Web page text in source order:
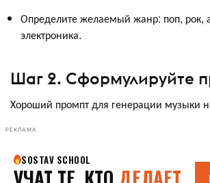
Определите желаемый жанр: поп, рок,
электроника.
Шаг 2. Сформулируйте
Хороший промпт для генерации музыки
РЕКЛАМА